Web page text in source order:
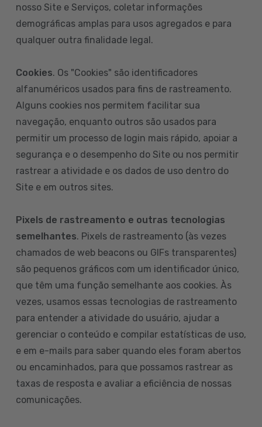
nosso Site e Serviços, coletar informações
demográficas amplas para usos agregados e para
qualquer outra finalidade legal.
Cookies. Os "Cookies" são identificadores
alfanuméricos usados para fins de rastreamento.
Alguns cookies nos permitem facilitar sua
navegação, enquanto outros são usados para
permitir um processo de login mais rápido, apoiar a
segurança e o desempenho do Site ou nos permitir
rastrear a atividade e os dados de uso dentro do
Site e em outros sites.
Pixels de rastreamento e outras tecnologias
semelhantes. Pixels de rastreamento (às vezes
chamados de web beacons ou GIFs transparentes)
são pequenos gráficos com um identificador único,
que têm uma função semelhante aos cookies. Às
vezes, usamos essas tecnologias de rastreamento
para entender a atividade do usuário, ajudar a
gerenciar o conteúdo e compilar estatísticas de uso,
e em e-mails para saber quando eles foram abertos
ou encaminhados, para que possamos rastrear as
taxas de resposta e avaliar a eficiência de nossas
comunicações.